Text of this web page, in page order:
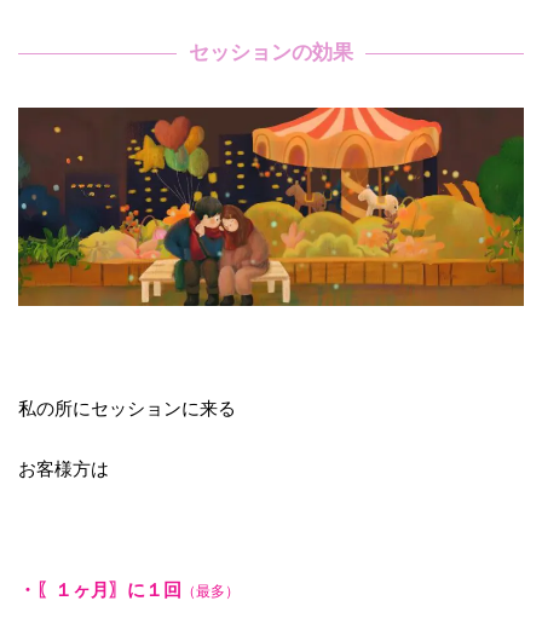
セッションの効果
私の所にセッションに来る
お客様方は
・〖１ヶ月〗に１回 （最多）